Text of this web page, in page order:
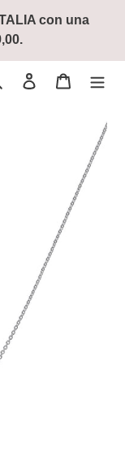
con una
Cerca Accedi Carrello